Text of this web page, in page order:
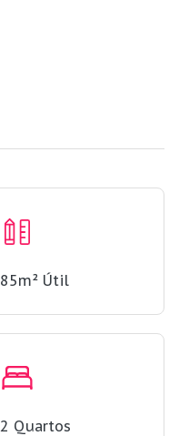
85m² Útil
2 Quartos